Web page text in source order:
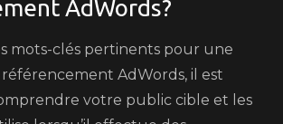
AdWords?
mots-clés pertinents pour une
AdWords, il est
votre public cible et les